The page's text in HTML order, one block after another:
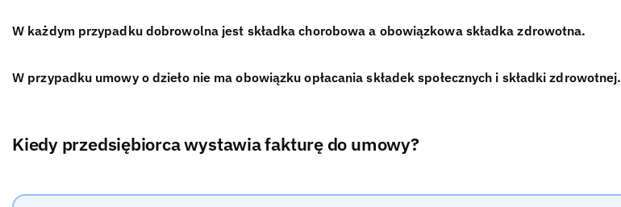
W każdym przypadku dobrowolna jest składka chorobowa a obowiązkowa składka zdrowotna.
W przypadku umowy o dzieło nie ma obowiązku opłacania składek społecznych i składki zdrowotnej.
Kiedy przedsiębiorca wystawia fakturę do umowy?